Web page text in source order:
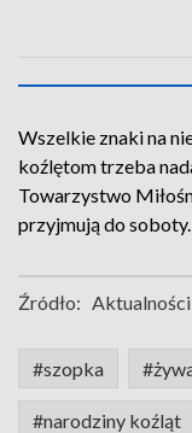
Wszelkie znaki na
koźlętom trzeba
Towarzystwo
przyjmują do soboty.
Źródło:
#szopka
#narodziny koźląt